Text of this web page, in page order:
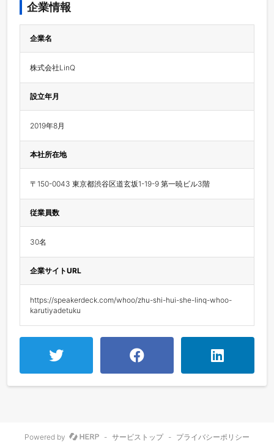
企業情報
企業名
株式会社LinQ
設立年月
2019年8月
本社所在地
〒150-0043 東京都渋谷区道玄坂1-19-9 第一暁ビル3階
従業員数
30名
企業サイトURL
https://speakerdeck.com/whoo/zhu-shi-hui-she-linq-whoo-
karutiyadetuku
Powered by - サービストップ - プライバシーポリシー